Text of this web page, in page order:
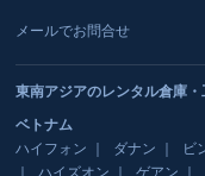
メールでお問合せ
東南アジアのレンタル倉庫・
ベトナム
ハイフォン
ダナン ビ
ハイズオン
ゲアン